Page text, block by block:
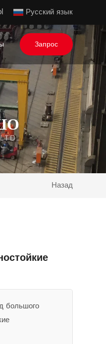
Русский язык
Запрос
Назад
большого